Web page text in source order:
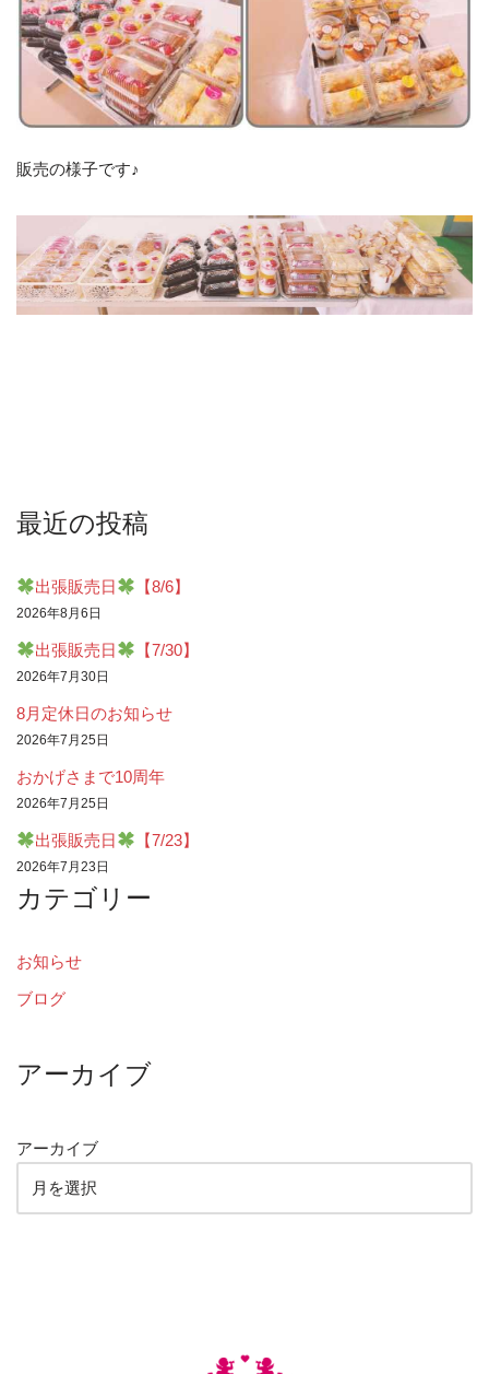
販売の様子です♪
最近の投稿
出張販売日 【8/6】
2026年8月6日
出張販売日 【7/30】
2026年7月30日
8月定休日のお知らせ
2026年7月25日
おかげさまで10周年
2026年7月25日
出張販売日 【7/23】
2026年7月23日
カテゴリー
お知らせ
ブログ
アーカイブ
アーカイブ